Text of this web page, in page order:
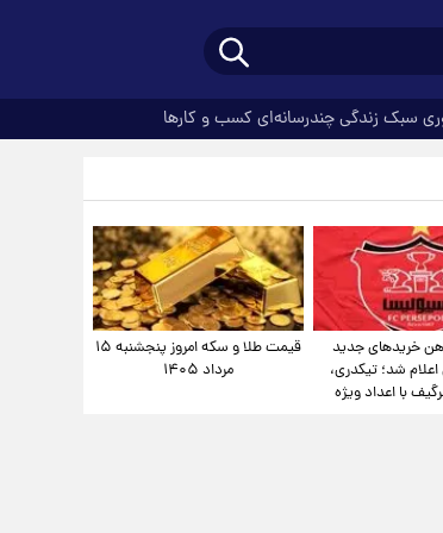
سبک زندگیچندرسانه‌ای کسب و کارها
خریدهای جدید
شد؛ تیکدری،
با اعداد ویژه
قیمت طلا و سکه امروز پنجشنبه ۱۵
مرداد ۱۴۰۵